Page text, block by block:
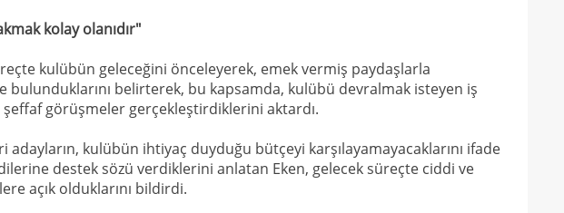
kolay olanıdır"
kulübün geleceğini önceleyerek, emek vermiş paydaşlarla
bulunduklarını belirterek, bu kapsamda, kulübü devralmak isteyen iş
şeffaf görüşmeler gerçekleştirdiklerini aktardı.
adayların, kulübün ihtiyaç duyduğu bütçeyi karşılayamayacaklarını ifade
destek sözü verdiklerini anlatan Eken, gelecek süreçte ciddi ve
açık olduklarını bildirdi.